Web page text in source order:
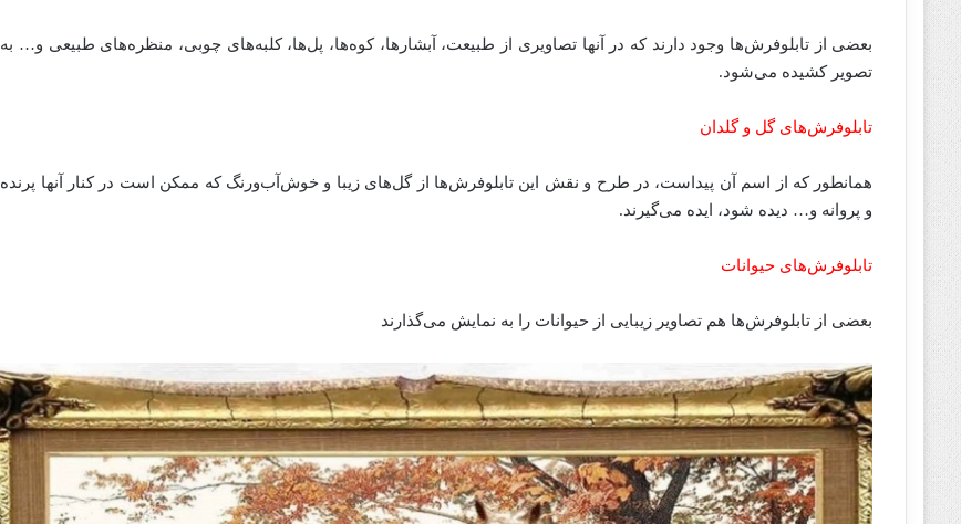
بعضی از تابلوفرش‌ها وجود دارند که در آنها تصاویری از طبیعت، آبشارها، کوه‌ها، پل‌ها، کلبه‌های چوبی‌، منظره‌های طبیعی و… به
تصویر کشیده می‌شود.
تابلوفرش‌های گل و گلدان
همانطور که از اسم آن پیداست، در طرح و نقش این تابلوفرش‌ها از گل‌های زیبا و خوش‌آب‌ورنگ که ممکن است در کنار آنها پرنده
و پروانه و… دیده شود، ایده می‌گیرند.
تابلو‌فرش‌های حیوانات
بعضی از تابلوفرش‌ها هم تصاویر زیبایی از حیوانات را به نمایش می‌گذارند